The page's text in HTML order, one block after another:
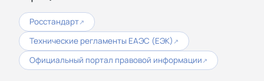
Росстандарт↗
Технические регламенты ЕАЭС (ЕЭК) ↗
Официальный портал правовой информации ↗